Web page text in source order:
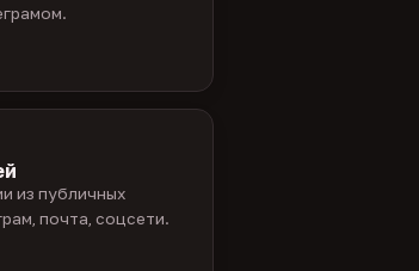
из публичных
почта, соцсети.